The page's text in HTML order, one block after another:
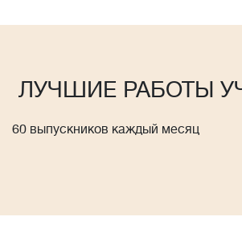
ЛУЧШИЕ РАБОТЫ
60 выпускников каждый месяц